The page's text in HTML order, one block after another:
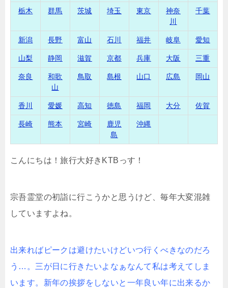
栃木 群馬 茨城 埼玉 東京
神奈
川
千葉
新潟 長野 富山 石川 福井 岐阜 愛知
山梨 静岡 滋賀 京都 兵庫 大阪 三重
奈良
和歌
山
鳥取 島根 山口 広島 岡山
香川 愛媛 高知 徳島 福岡 大分 佐賀
長崎 熊本 宮崎
鹿児
島
沖縄
こんにちは！旅行大好きKTBっす！
宗吾霊堂の初詣に行こうかと思うけど、毎年大変混雑
していますよね。
出来ればピークは避けたいけどいつ行くべきなのだろ
う…。三が日に行きたいよなぁなんて私は考えてしま
います。新年の挨拶をしないと一年良い年に出来るか